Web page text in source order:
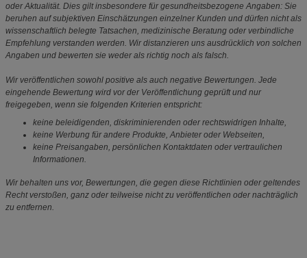
oder Aktualität. Dies gilt insbesondere für gesundheitsbezogene Angaben: Sie
beruhen auf subjektiven Einschätzungen einzelner Kunden und dürfen nicht als
wissenschaftlich belegte Tatsachen, medizinische Beratung oder verbindliche
Empfehlung verstanden werden. Wir distanzieren uns ausdrücklich von solchen
Angaben und bewerten sie weder als richtig noch als falsch.
Wir veröffentlichen sowohl positive als auch negative Bewertungen. Jede
eingehende Bewertung wird vor der Veröffentlichung geprüft und nur
freigegeben, wenn sie folgenden Kriterien entspricht:
keine beleidigenden, diskriminierenden oder rechtswidrigen Inhalte,
keine Werbung für andere Produkte, Anbieter oder Webseiten,
keine Preisangaben, persönlichen Kontaktdaten oder vertraulichen
Informationen.
Wir behalten uns vor, Bewertungen, die gegen diese Richtlinien oder geltendes
Recht verstoßen, ganz oder teilweise nicht zu veröffentlichen oder nachträglich
zu entfernen.